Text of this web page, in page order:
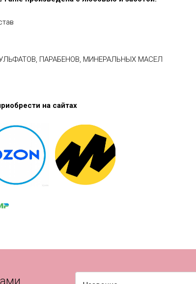
ПАРАБЕНОВ, МИНЕРАЛЬНЫХ МАСЕЛ
на сайтах